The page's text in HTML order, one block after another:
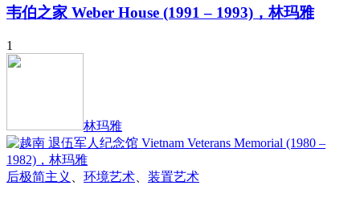
韦伯之家 Weber House (1991 – 1993)，林玛雅
1
林玛雅
后极简主义 环境艺术 装置艺术